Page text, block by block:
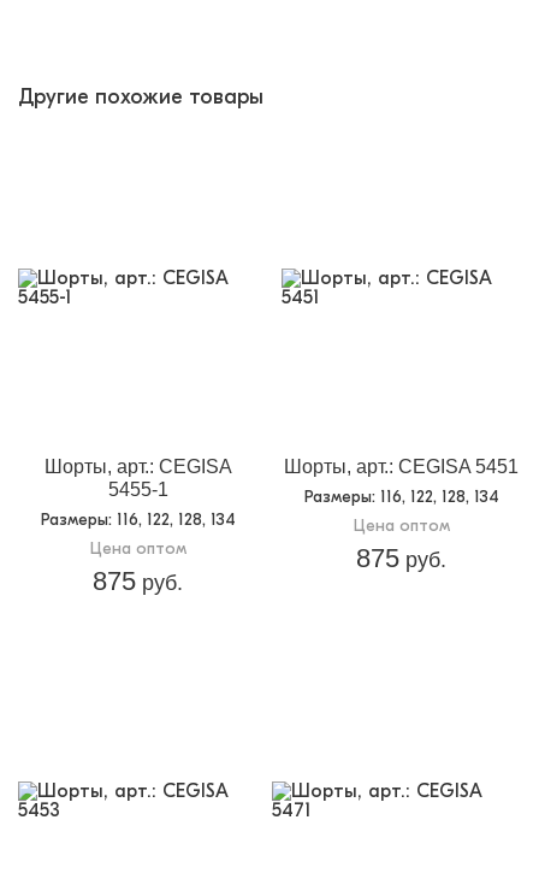
Другие похожие товары
Шорты, арт.: CEGISA
5455-1
Размеры: 116, 122, 128, 134
Цена оптом
875 руб.
Шорты, арт.: CEGISA 5451
Размеры: 116, 122, 128, 134
Цена оптом
875 руб.